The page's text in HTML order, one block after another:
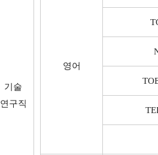
기술
연구직
영어